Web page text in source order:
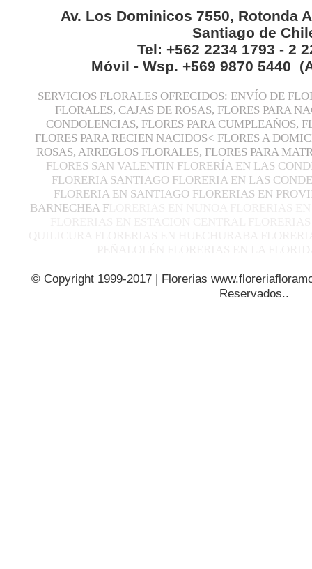
Av. Los Dominicos 7550, Rotonda
Santiago de
Tel: +562 2234 1793 - 2
Móvil - Wsp. +569 9870 5440
SERVICIOS FLORALES OFRECIDOS: ENVÍO DE
FLORALES, CAJAS DE ROSAS, FLORES PARA
CONDOLENCIAS, FLORES PARA CUMPLEAÑOS,
FLORES PARA RECIEN NACIDOS< FLORES A
ROSAS, ARREGLOS FLORALES, FLORES PARA
FLORES SAN VALENTIN FLORERÍA EN LAS
FLORERIA SANTIAGO FLORERIA EN LAS
FLORERIA EN SANTIAGO FLORERIAS EN
BARNECHEA F
© Copyright 1999-2017 | Florerias
Reservados..